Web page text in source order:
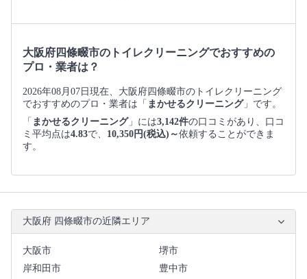
大阪府四條畷市のトイレクリーニングでおすすめの
プロ・業者は？
2026年08月07日現在、大阪府四條畷市のトイレクリーニング
でおすすめのプロ・業者は「 まかせるクリーニング」です。
「 まかせるクリーニング」には3,142件の口コミがあり、口コ
ミ平均点は4.83で、 10,350円(税込)～依頼することができま
す。
大阪府 四條畷市の近隣エリア
大阪市
堺市
岸和田市
豊中市